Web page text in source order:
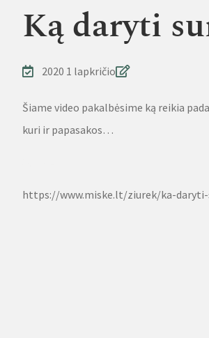
Ką daryti
2020 1 lapkričio
Šiame video pakalbėsime ką reikia
kuri ir papasakos…
https://www.miske.lt/ziurek/ka-